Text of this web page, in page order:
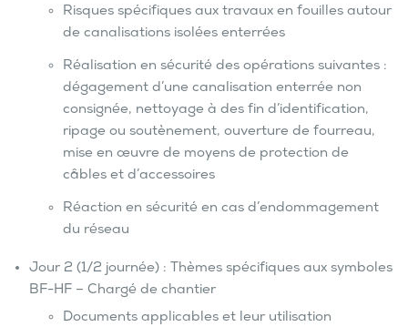
Risques spécifiques aux travaux en fouilles autour
de canalisations isolées enterrées
Réalisation en sécurité des opérations suivantes :
dégagement d’une canalisation enterrée non
consignée, nettoyage à des fin d’identification,
ripage ou soutènement, ouverture de fourreau,
mise en œuvre de moyens de protection de
câbles et d’accessoires
Réaction en sécurité en cas d’endommagement
du réseau
Jour 2 (1/2 journée) : Thèmes spécifiques aux symboles
BF-HF – Chargé de chantier
Documents applicables et leur utilisation